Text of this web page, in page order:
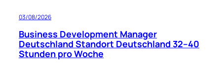
03/08/2026
Business Development Manager
Deutschland Standort Deutschland 32–40
Stunden pro Woche